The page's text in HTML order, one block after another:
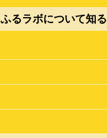
ふるラボについて知る